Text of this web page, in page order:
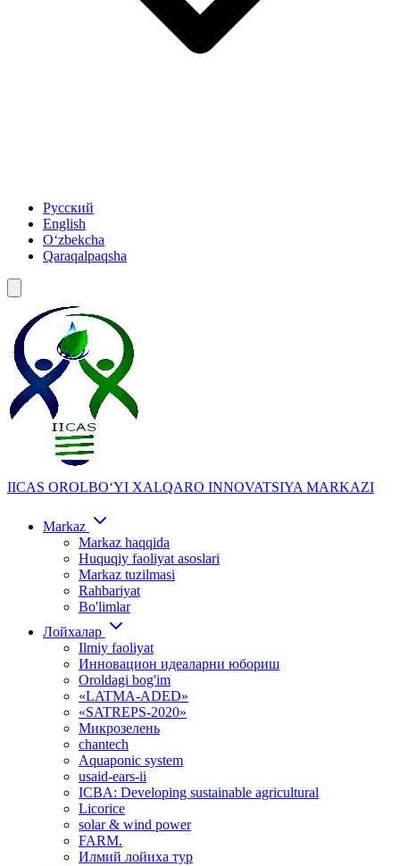
Русский
English
Oʻzbekcha
Qaraqalpaqsha
IICAS OROLBOʻYI XALQARO INNOVATSIYA MARKAZI
Markaz
Markaz haqqida
Huquqiy faoliyat asoslari
Markaz tuzilmasi
Rahbariyat
Bo'limlar
Лойхалар
Ilmiy faoliyat
Инновацион идеаларни юбориш
Oroldagi bog'im
«LATMA-ADED»
«SATREPS-2020»
Микрозелень
chantech
Aquaponic system
usaid-ears-ii
ICBA: Developing sustainable agricultural
Licorice
solar & wind power
FARM.
Илмий лойиха тур